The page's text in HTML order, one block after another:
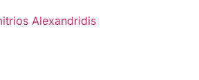
Alexandridis